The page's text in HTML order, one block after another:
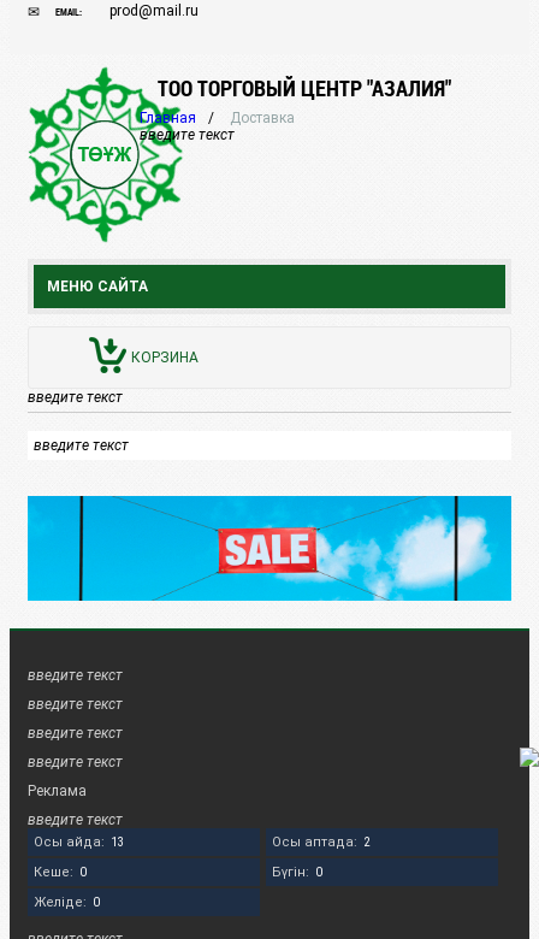
EMAIL: prod@mail.ru
ТОО ТОРГОВЫЙ ЦЕНТР "АЗАЛИЯ"
МЕНЮ САЙТА
КОРЗИНА
Главная
Доставка
введите текст
введите текст
введите текст
введите текст
введите текст
введите текст
введите текст
Реклама
введите текст
Осы айда: 13 Осы аптада: 2
Кеше: 0 Бүгін: 0
Желіде: 0